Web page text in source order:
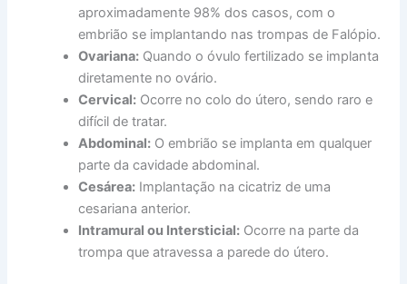
aproximadamente 98% dos casos, com o
embrião se implantando nas trompas de Falópio.
Ovariana: Quando o óvulo fertilizado se implanta
diretamente no ovário.
Cervical: Ocorre no colo do útero, sendo raro e
difícil de tratar.
Abdominal: O embrião se implanta em qualquer
parte da cavidade abdominal.
Cesárea: Implantação na cicatriz de uma
cesariana anterior.
Intramural ou Intersticial: Ocorre na parte da
trompa que atravessa a parede do útero.